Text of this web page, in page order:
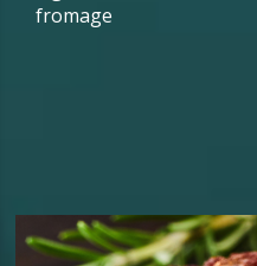
fromage